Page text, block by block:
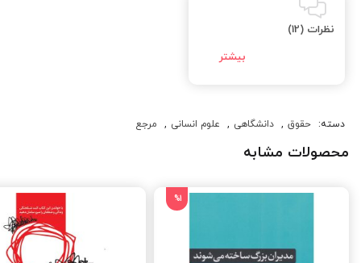
نظرات (12)
دسته: حقوق , دانشگاهی , علوم انسانی , مرجع
محصولات مشابه